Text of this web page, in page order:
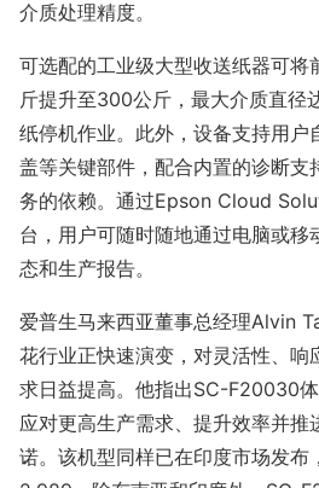
介质处理精度。
可选配的工业级大型收送纸器可将
斤提升至300公斤，最大介质直径
纸停机作业。此外，设备支持用户
盖等关键部件，配合内置的诊断支
务的依赖。通过Epson Cloud
台，用户可随时随地通过电脑或移
态和生产报告。
爱普生马来西亚董事总经理Alvin
花行业正快速演变，对灵活性、响
求日益提高。他指出SC-F20030
应对更高生产需求、提升效率并推
诺。该机型同样已在印度市场发布